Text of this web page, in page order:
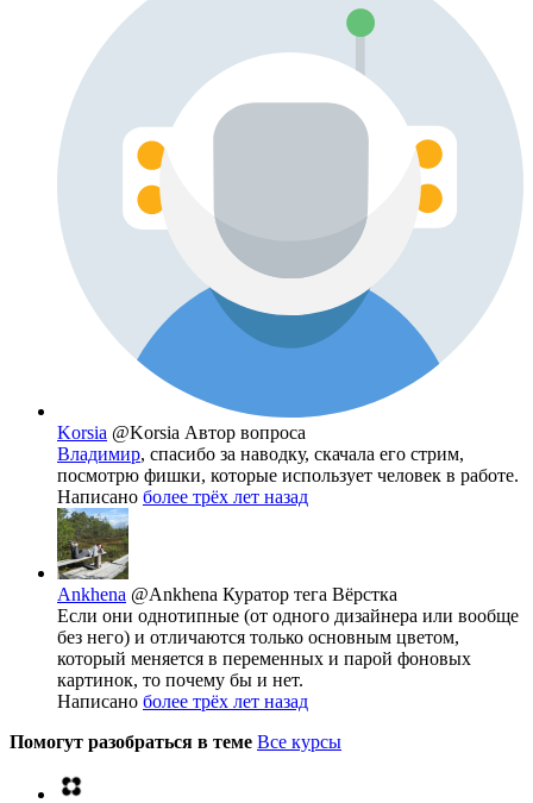
Korsia @Korsia Автор вопроса
Владимир, спасибо за наводку, скачала его стрим,
посмотрю фишки, которые использует человек в работе.
Написано более трёх лет назад
Ankhena @Ankhena Куратор тега Вёрстка
Если они однотипные (от одного дизайнера или вообще
без него) и отличаются только основным цветом,
который меняется в переменных и парой фоновых
картинок, то почему бы и нет.
Написано более трёх лет назад
Помогут разобраться в теме Все курсы